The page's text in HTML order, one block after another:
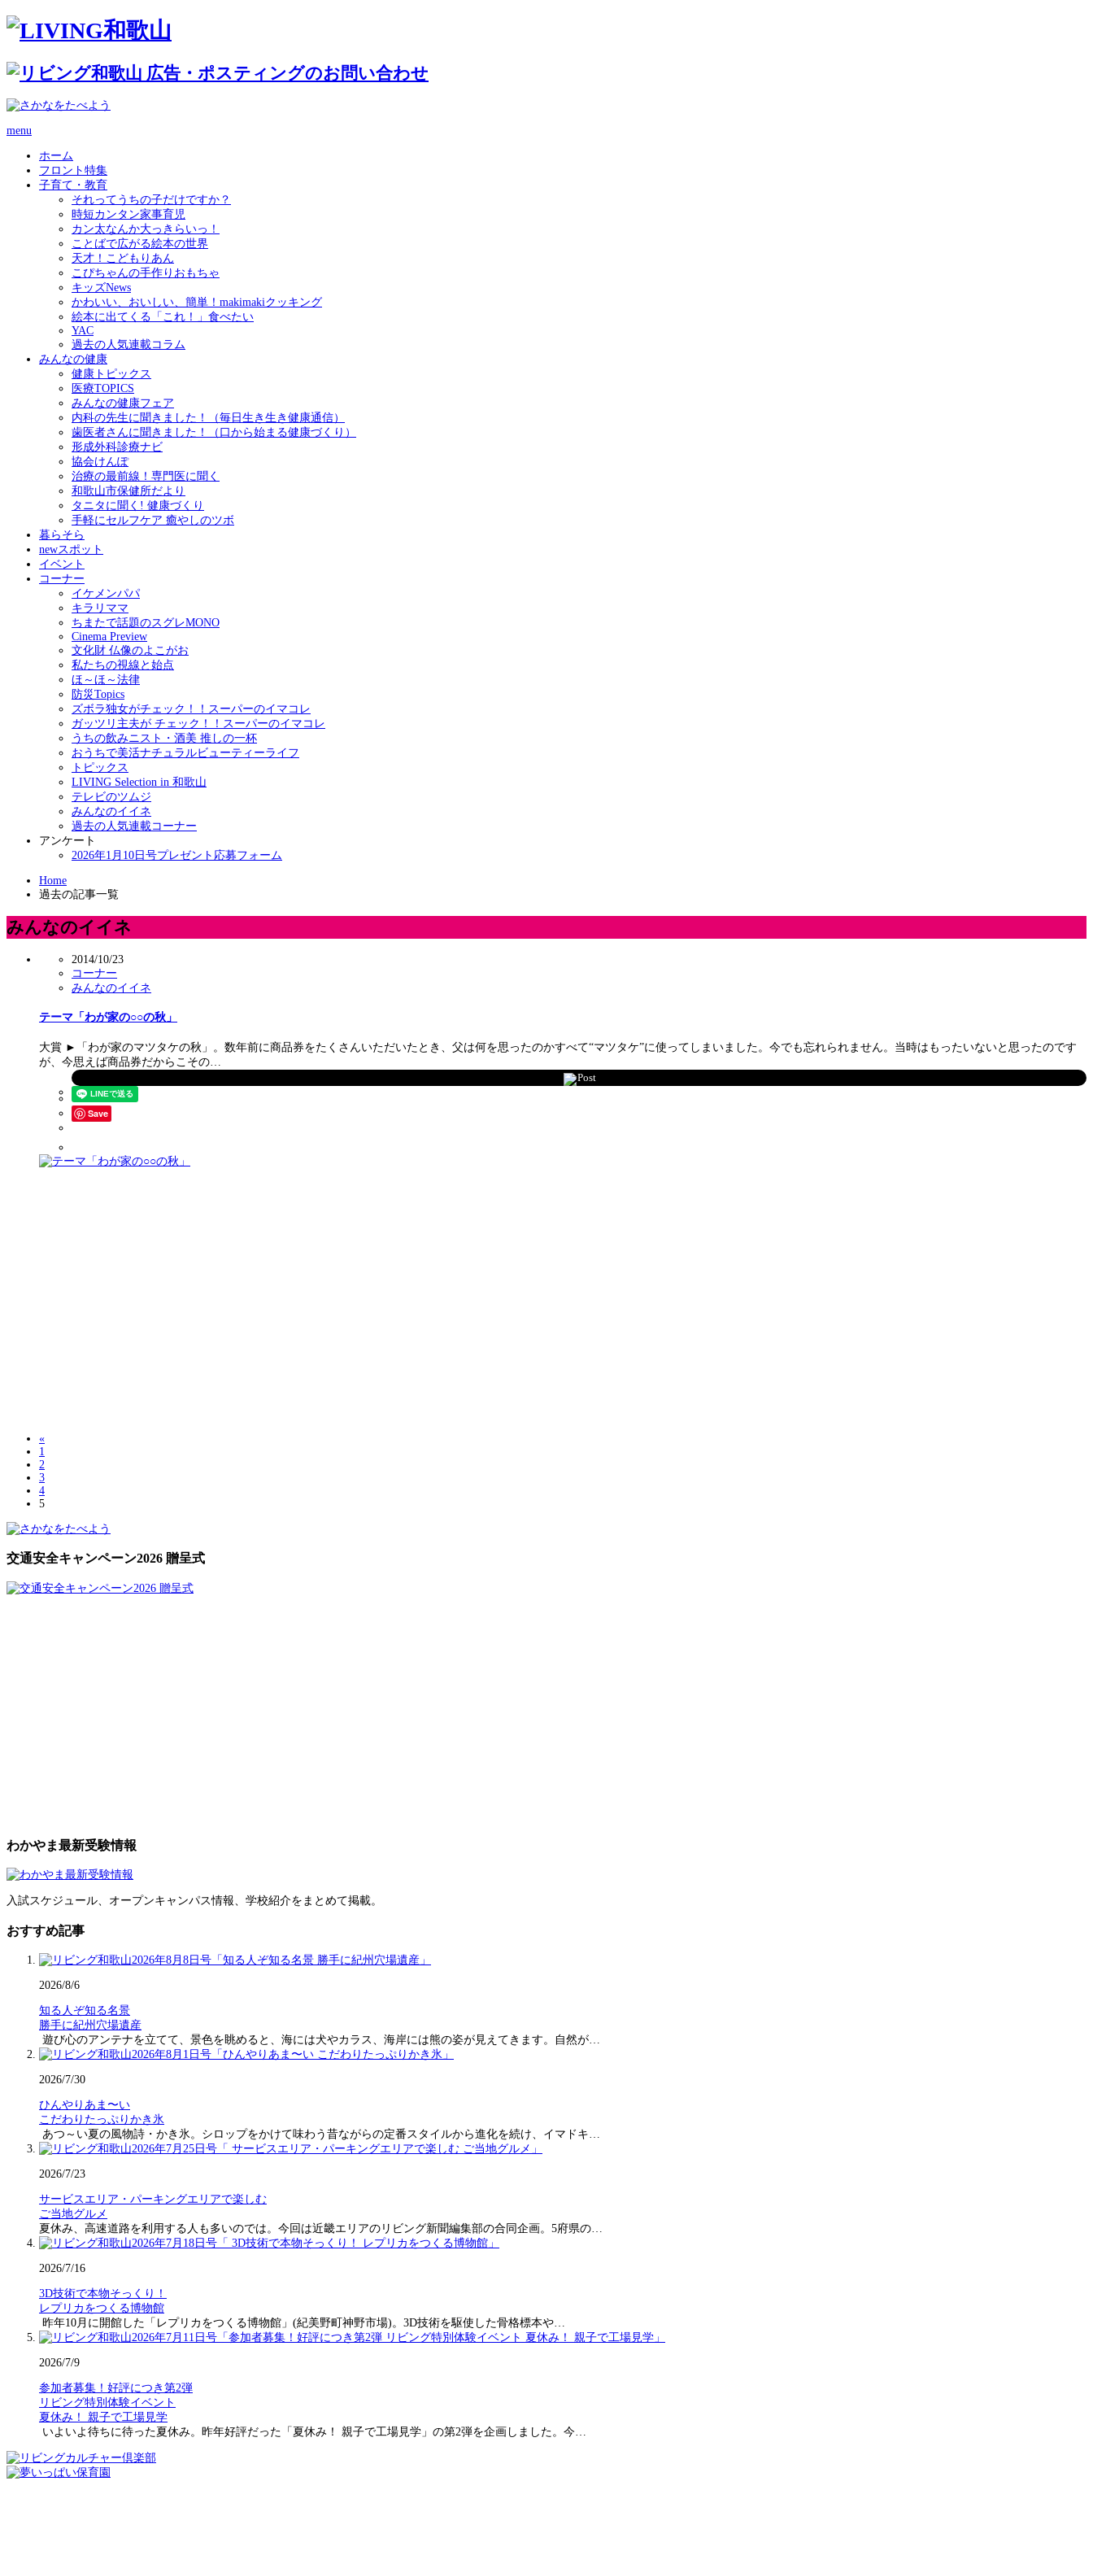
menu
ホーム
フロント特集
子育て・教育
それってうちの子だけですか？
時短カンタン家事育児
カン太なんか大っきらいっ！
ことばで広がる絵本の世界
天才！こどもりあん
こぴちゃんの手作りおもちゃ
キッズNews
かわいい、おいしい、簡単！makimakiクッキング
絵本に出てくる「これ！」食べたい
YAC
過去の人気連載コラム
みんなの健康
健康トピックス
医療TOPICS
みんなの健康フェア
内科の先生に聞きました！（毎日生き生き健康通信）
歯医者さんに聞きました！（口から始まる健康づくり）
形成外科診療ナビ
協会けんぽ
治療の最前線！専門医に聞く
和歌山市保健所だより
タニタに聞く! 健康づくり
手軽にセルフケア 癒やしのツボ
暮らそら
newスポット
イベント
コーナー
イケメンパパ
キラリママ
ちまたで話題のスグレMONO
Cinema Preview
文化財 仏像のよこがお
私たちの視線と始点
ほ～ほ～法律
防災Topics
ズボラ独女がチェック！！スーパーのイマコレ
ガッツリ主夫が チェック！！スーパーのイマコレ
うちの飲みニスト・酒美 推しの一杯
おうちで美活ナチュラルビューティーライフ
トピックス
LIVING Selection in 和歌山
テレビのツムジ
みんなのイイネ
過去の人気連載コーナー
アンケート
2026年1月10日号プレゼント応募フォーム
Home
過去の記事一覧
みんなのイイネ
2014/10/23
コーナー
みんなのイイネ
テーマ「わが家の○○の秋」
大賞 ►「わが家のマツタケの秋」。数年前に商品券をたくさんいただいたとき、父は何を思ったのかすべて“マツタケ”に使ってしまいました。今でも忘れられません。当時はもったいないと思ったのです
が、今思えば商品券だからこその…
Post
Save
«
1
2
3
4
5
交通安全キャンペーン2026 贈呈式
わかやま最新受験情報
入試スケジュール、オープンキャンパス情報、学校紹介をまとめて掲載。
おすすめ記事
2026/8/6
知る人ぞ知る名景
勝手に紀州穴場遺産
遊び心のアンテナを立てて、景色を眺めると、海には犬やカラス、海岸には熊の姿が見えてきます。自然が…
2026/7/30
ひんやりあま〜い
こだわりたっぷりかき氷
あつ～い夏の風物詩・かき氷。シロップをかけて味わう昔ながらの定番スタイルから進化を続け、イマドキ…
2026/7/23
サービスエリア・パーキングエリアで楽しむ
ご当地グルメ
夏休み、高速道路を利用する人も多いのでは。今回は近畿エリアのリビング新聞編集部の合同企画。5府県の…
2026/7/16
3D技術で本物そっくり！
レプリカをつくる博物館
昨年10月に開館した「レプリカをつくる博物館」(紀美野町神野市場)。3D技術を駆使した骨格標本や…
2026/7/9
参加者募集！好評につき第2弾
リビング特別体験イベント
夏休み！ 親子で工場見学
いよいよ待ちに待った夏休み。昨年好評だった「夏休み！ 親子で工場見学」の第2弾を企画しました。今…